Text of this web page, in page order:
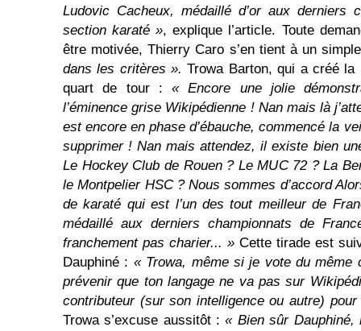
Ludovic Cacheux, médaillé d’or aux derniers
section karaté », explique l’article. Toute
être motivée, Thierry Caro s’en tient à un
dans les critères ».Trowa Barton, qui a créé
quart de tour :« Encore une jolie
l’éminence grise Wikipédienne ! Nan mais là
est encore en phase d’ébauche, commencé la
supprimer ! Nan mais attendez, il existe bien
Le Hockey Club de Rouen ? Le MUC 72 ? La
le Montpelier HSC ? Nous sommes d’accord
de karaté qui est l’un des tout meilleur de
médaillé aux derniers championnats de
franchement pas charier... » Cette tirade est
Dauphiné : « Trowa, même si je vote du
prévenir que ton langage ne va pas sur
contributeur (sur son intelligence ou autre) pour
Trowa s’excuse aussitôt :« Bien sûr Dauphiné,